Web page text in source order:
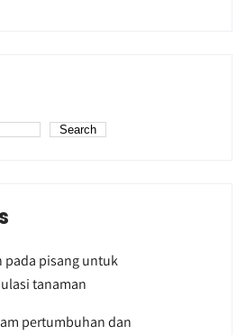
Search
pada pisang untuk
tanaman
pertumbuhan dan